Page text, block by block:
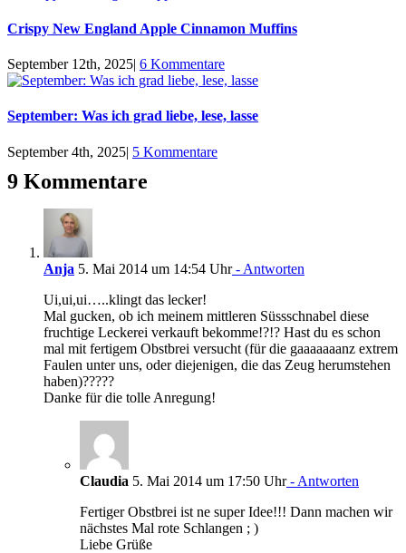
Crispy New England Apple Cinnamon Muffins
September 12th, 2025| 6 Kommentare
September: Was ich grad liebe, lese, lasse
September 4th, 2025| 5 Kommentare
9 Kommentare
Anja 5. Mai 2014 um 14:54 Uhr- Antworten
Ui,ui,ui…..klingt das lecker!
Mal gucken, ob ich meinem mittleren Süssschnabel diese
fruchtige Leckerei verkauft bekomme!?!? Hast du es schon
mal mit fertigem Obstbrei versucht (für die gaaaaaaanz extrem
Faulen unter uns, oder diejenigen, die das Zeug herumstehen
haben)?????
Danke für die tolle Anregung!
Claudia 5. Mai 2014 um 17:50 Uhr- Antworten
Fertiger Obstbrei ist ne super Idee!!! Dann machen wir
nächstes Mal rote Schlangen ; )
Liebe Grüße